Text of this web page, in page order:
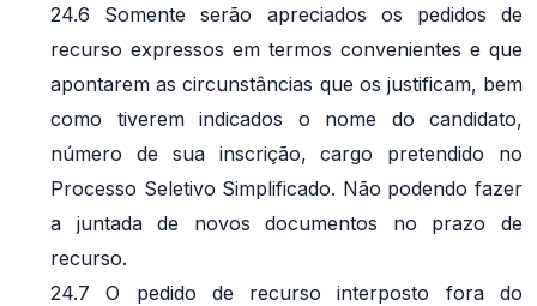
24.6 Somente serão apreciados os pedidos de
recurso expressos em termos convenientes e que
apontarem as circunstâncias que os justificam, bem
como tiverem indicados o nome do candidato,
número de sua inscrição, cargo pretendido no
Processo Seletivo Simplificado. Não podendo fazer
a juntada de novos documentos no prazo de
recurso.
24.7 O pedido de recurso interposto fora do